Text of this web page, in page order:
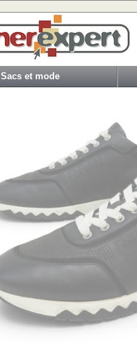
Sacs et mode